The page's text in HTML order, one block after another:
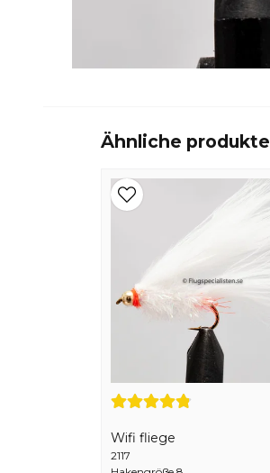
Ähnliche produkte
Wifi fliege
2117